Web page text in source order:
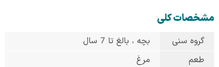
مشخصات کلی
گروه سنی
بچه ، بالغ تا 7 سال
طعم
مرغ